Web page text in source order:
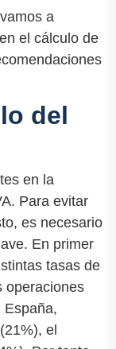
a
el cálculo de
del
en la
Para evitar
es necesario
En primer
tasas de
operaciones
España,
el